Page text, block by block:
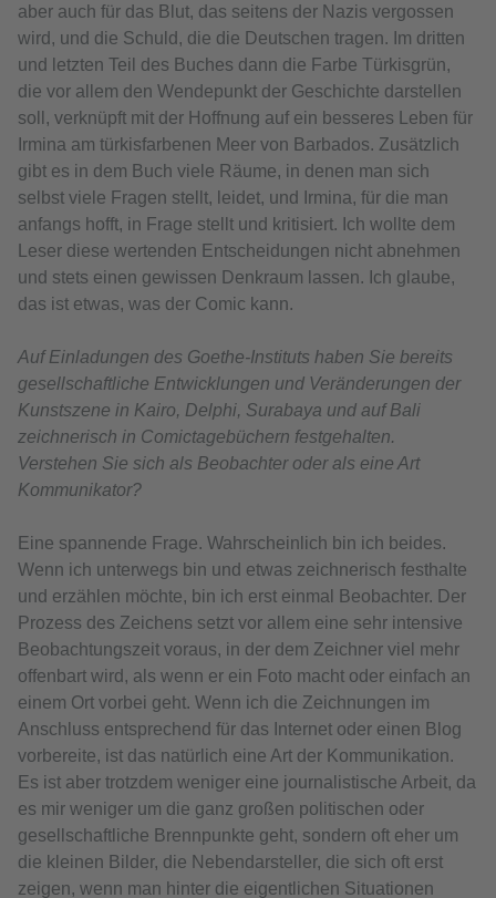
aber auch für das Blut, das seitens der Nazis vergossen
wird, und die Schuld, die die Deutschen tragen. Im dritten
und letzten Teil des Buches dann die Farbe Türkisgrün,
die vor allem den Wendepunkt der Geschichte darstellen
soll, verknüpft mit der Hoffnung auf ein besseres Leben für
Irmina am türkisfarbenen Meer von Barbados. Zusätzlich
gibt es in dem Buch viele Räume, in denen man sich
selbst viele Fragen stellt, leidet, und Irmina, für die man
anfangs hofft, in Frage stellt und kritisiert. Ich wollte dem
Leser diese wertenden Entscheidungen nicht abnehmen
und stets einen gewissen Denkraum lassen. Ich glaube,
das ist etwas, was der Comic kann.
Auf Einladungen des Goethe-Instituts haben Sie bereits
gesellschaftliche Entwicklungen und Veränderungen der
Kunstszene in Kairo, Delphi, Surabaya und auf Bali
zeichnerisch in Comictagebüchern festgehalten.
Verstehen Sie sich als Beobachter oder als eine Art
Kommunikator?
Eine spannende Frage. Wahrscheinlich bin ich beides.
Wenn ich unterwegs bin und etwas zeichnerisch festhalte
und erzählen möchte, bin ich erst einmal Beobachter. Der
Prozess des Zeichens setzt vor allem eine sehr intensive
Beobachtungszeit voraus, in der dem Zeichner viel mehr
offenbart wird, als wenn er ein Foto macht oder einfach an
einem Ort vorbei geht. Wenn ich die Zeichnungen im
Anschluss entsprechend für das Internet oder einen Blog
vorbereite, ist das natürlich eine Art der Kommunikation.
Es ist aber trotzdem weniger eine journalistische Arbeit, da
es mir weniger um die ganz großen politischen oder
gesellschaftliche Brennpunkte geht, sondern oft eher um
die kleinen Bilder, die Nebendarsteller, die sich oft erst
zeigen, wenn man hinter die eigentlichen Situationen